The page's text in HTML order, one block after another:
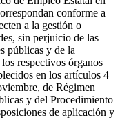
conforme a
a la gestión o
sin perjuicio de las
públicas y de la
respectivos órganos
en los artículos 4
de Régimen
y del Procedimiento
de aplicación y